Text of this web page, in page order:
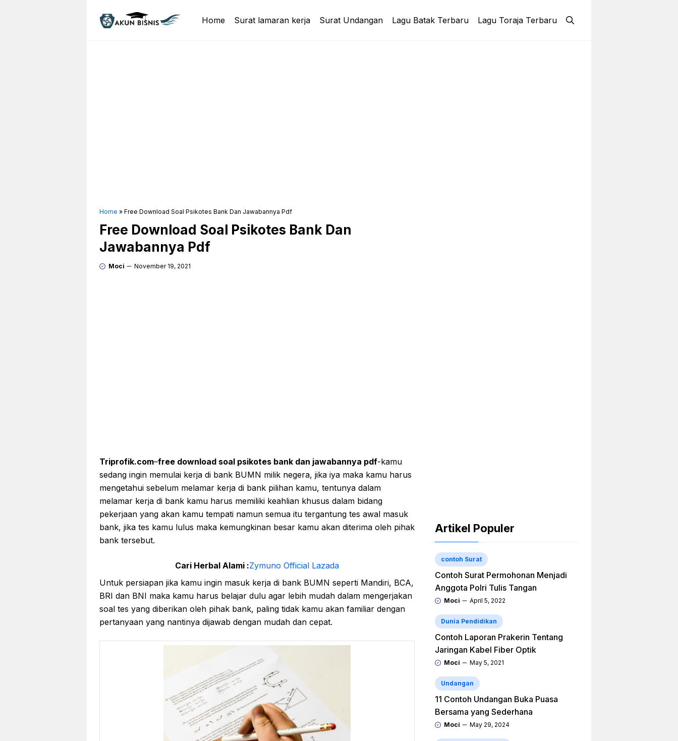
Home Surat lamaran kerja Surat Undangan Lagu Batak Terbaru Lagu Toraja Terbaru
Home » Free Download Soal Psikotes Bank Dan Jawabannya Pdf
Free Download Soal Psikotes Bank Dan
Jawabannya Pdf
Moci November 19, 2021
Triprofik.com–free download soal psikotes bank dan jawabannya pdf-kamu
sedang ingin memulai kerja di bank BUMN milik negera, jika iya maka kamu harus
mengetahui sebelum melamar kerja di bank pilihan kamu, tentunya dalam
melamar kerja di bank kamu harus memiliki keahlian khusus dalam bidang
pekerjaan yang akan kamu tempati namun semua itu tergantung tes awal masuk
bank, jika tes kamu lulus maka kemungkinan besar kamu akan diterima oleh pihak
bank tersebut.
Cari Herbal Alami :Zymuno Official Lazada
Untuk persiapan jika kamu ingin masuk kerja di bank BUMN seperti Mandiri, BCA,
BRI dan BNI maka kamu harus belajar dulu agar lebih mudah dalam mengerjakan
soal tes yang diberikan oleh pihak bank, paling tidak kamu akan familiar dengan
pertanyaan yang nantinya dijawab dengan mudah dan cepat.
Artikel Populer
contoh Surat
Contoh Surat Permohonan Menjadi
Anggota Polri Tulis Tangan
Moci April 5, 2022
Dunia Pendidikan
Contoh Laporan Prakerin Tentang
Jaringan Kabel Fiber Optik
Moci May 5, 2021
Undangan
11 Contoh Undangan Buka Puasa
Bersama yang Sederhana
Moci May 29, 2024